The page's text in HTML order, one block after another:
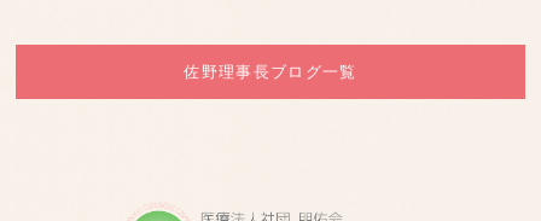
佐野理事長ブログ一覧